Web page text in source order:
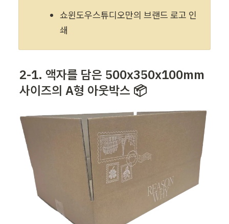
쇼윈도우스튜디오만의 브랜드 로고 인
쇄
2-1. 액자를 담은 500
사이즈의 A형 아웃박스 📦